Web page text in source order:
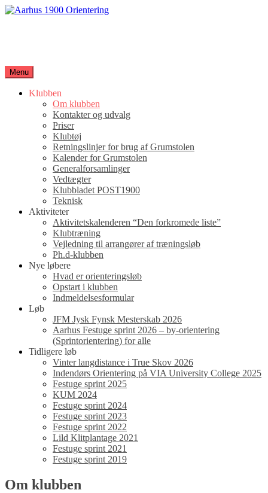
Spring
Menu
Klubben
Om klubben
Kontakter og udvalg
Priser
Klubtøj
Retningslinjer for brug af Grumstolen
Kalender for Grumstolen
Generalforsamlinger
Vedtægter
Klubbladet POST1900
Teknisk
Aktiviteter
Aktivitetskalenderen “Den forkromede liste”
Klubtræning
Vejledning til arrangører af træningsløb
Ph.d-klubben
Nye løbere
Hvad er orienteringsløb
Opstart i klubben
Indmeldelsesformular
Løb
JFM Jysk Fynsk Mesterskab 2026
Aarhus Festuge sprint 2026 – by-orientering
(Sprintorientering) for alle
Tidligere løb
Vinter langdistance i True Skov 2026
Indendørs Orientering på VIA University College 2025
Festuge sprint 2025
KUM 2024
Festuge sprint 2024
Festuge sprint 2023
Festuge sprint 2022
Lild Klitplantage 2021
Festuge sprint 2021
Festuge sprint 2019
Om klubben